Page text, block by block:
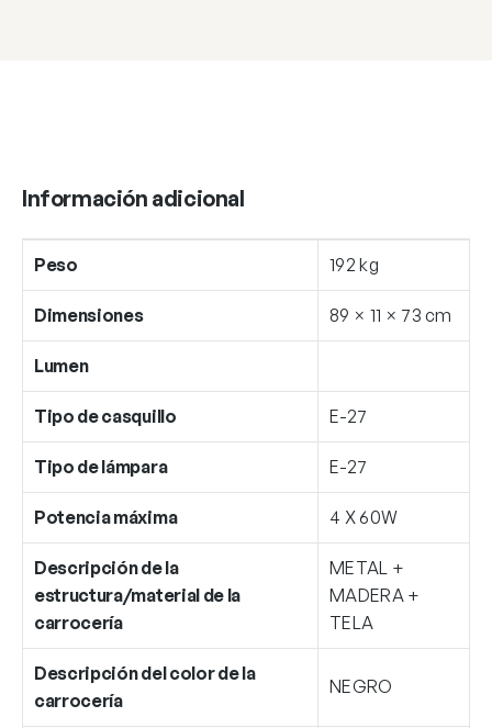
Información adicional
Peso 192 kg
Dimensiones 89 × 11 × 73 cm
Lumen
Tipo de casquillo E-27
Tipo de lámpara E-27
Potencia máxima 4 X 60W
Descripción de la
estructura/material de la
carrocería
METAL +
MADERA +
TELA
Descripción del color de la
carrocería
NEGRO